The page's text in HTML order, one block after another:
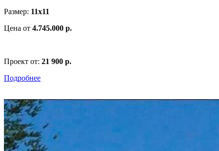
Размер: 11x11
Цена от 4.745.000 р.
Проект от: 21 900 р.
Подробнее